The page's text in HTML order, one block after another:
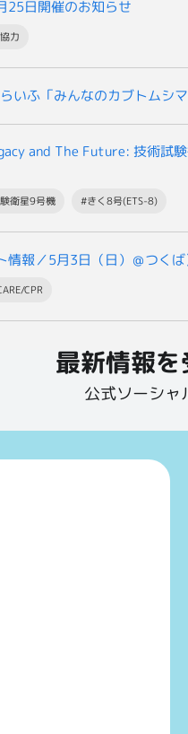
25日開催のお知らせ
力
いふ「みんなのカブトムシ
and The Future: 技術試
衛星9号機 #きく8号(ETS-8)
情報／5月3日（日）＠つく
CPR
最新情報
公式ソーシャ